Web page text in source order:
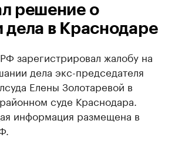
решение о
дела в Краснодаре
зарегистрировал жалобу на
дела экс-председателя
Елены Золотаревой в
суде Краснодара.
информация размещена в